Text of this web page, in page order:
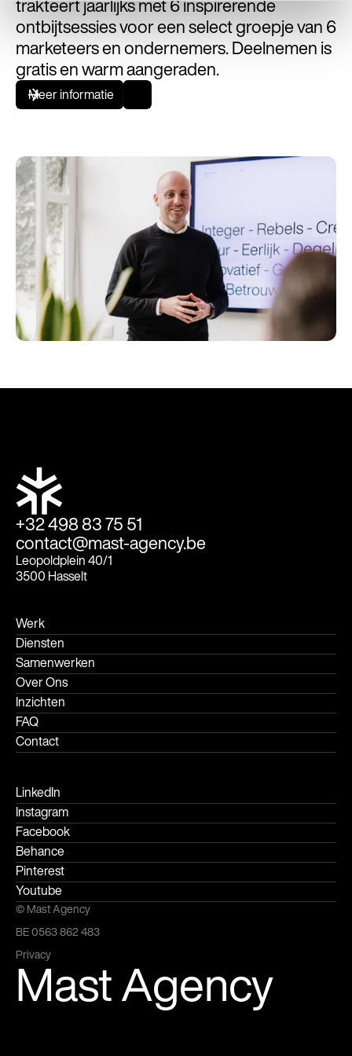
trakteert jaarlijks met 6 inspirerende
ontbijtsessies voor een select groepje van 6
marketeers en ondernemers. Deelnemen is
gratis en warm aangeraden.
Meer informatie
+32 498 83 75 51
contact@mast-agency.be
Leopoldplein 40/1
3500 Hasselt
Werk
Diensten
Samenwerken
Over Ons
Inzichten
FAQ
Contact
LinkedIn
Instagram
Facebook
Behance
Pinterest
Youtube
© Mast Agency
BE 0563 862 483
Privacy
Mast Agency